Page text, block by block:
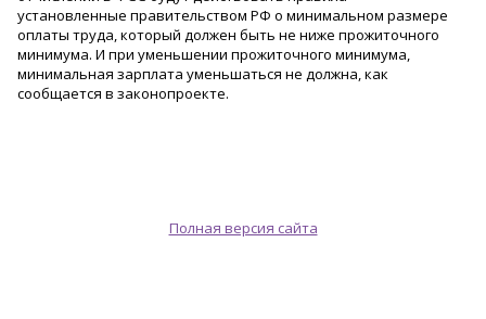
установленные правительством РФ о минимальном размере
оплаты труда, который должен быть не ниже прожиточного
минимума. И при уменьшении прожиточного минимума,
минимальная зарплата уменьшаться не должна, как
сообщается в законопроекте.
Полная версия сайта